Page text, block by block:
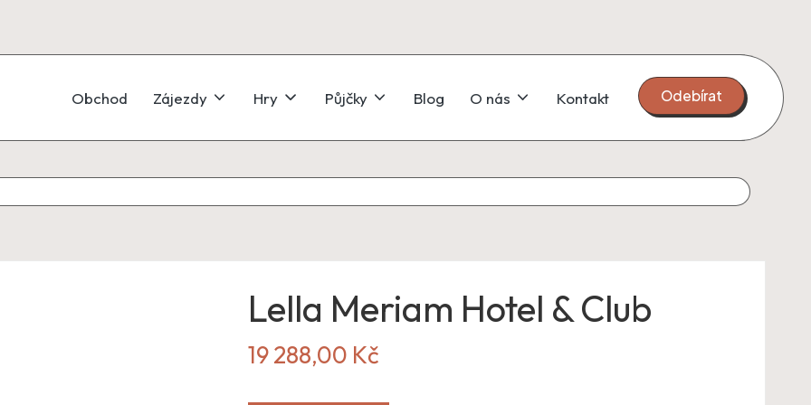
Obchod Zájezdy Hry Půjčky Blog O nás Kontakt Odebírat
Lella Meriam Hotel & Club
19 288,00 Kč